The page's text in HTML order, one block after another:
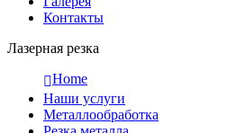
Контакты
Лазерная резка
Home
Наши услуги
Металлообработка